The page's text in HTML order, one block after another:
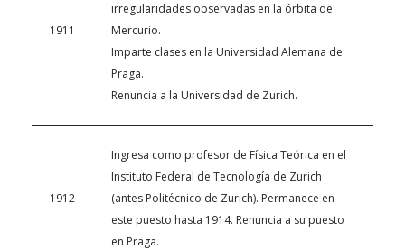
1911
irregularidades observadas en la órbita de
Mercurio.
Imparte clases en la Universidad Alemana de
Praga.
Renuncia a la Universidad de Zurich.
1912
Ingresa como profesor de Física Teórica en el
Instituto Federal de Tecnología de Zurich
(antes Politécnico de Zurich). Permanece en
este puesto hasta 1914. Renuncia a su puesto
en Praga.